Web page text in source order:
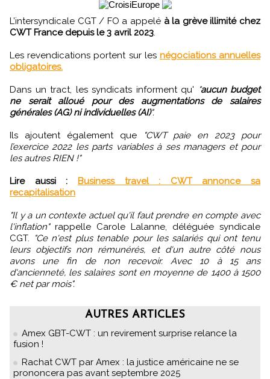
L’intersyndicale CGT / FO a appelé à la grève illimité chez
CWT France depuis le 3 avril 2023.
Les revendications portent sur les négociations annuelles
obligatoires.
Dans un tract, les syndicats informent qu' "aucun budget
ne serait alloué pour des augmentations de salaires
générales (AG) ni individuelles (AI)".
Ils ajoutent également que
"CWT paie en 2023 pour
l’exercice 2022 les parts variables à ses managers et pour
les autres RIEN !"
Lire aussi :
Business travel : CWT annonce sa
recapitalisation
"Il y a un contexte actuel qu'il faut prendre en compte avec
l'inflation"rappelle Carole Lalanne, déléguée syndicale
CGT.
"Ce n'est plus tenable pour les salariés qui ont tenu
leurs objectifs non rémunérés, et d'un autre côté nous
avons une fin de non recevoir. Avec 10 à 15 ans
d'ancienneté, les salaires sont en moyenne de 1400 à 1500
€ net par mois".
AUTRES ARTICLES
Amex GBT-CWT : un revirement surprise relance la
fusion !
Rachat CWT par Amex : la justice américaine ne se
prononcera pas avant septembre 2025